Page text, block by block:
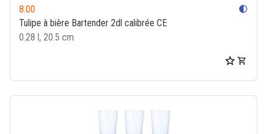
8.00 contrast
Tulipe à bière Bartender 2dl calibrée CE
0.28 l, 20.5 cm